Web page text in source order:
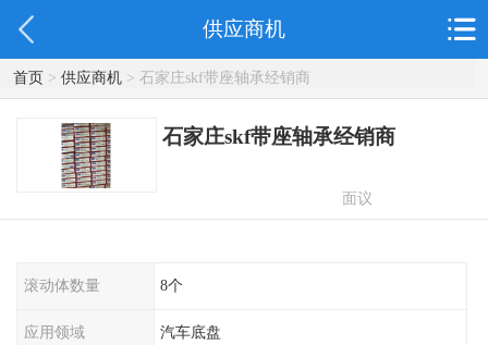
供应商机
首页> 供应商机> 石家庄skf带座轴承经销商
石家庄skf带座轴承经销商
面议
滚动体数量 8个
应用领域 汽车底盘